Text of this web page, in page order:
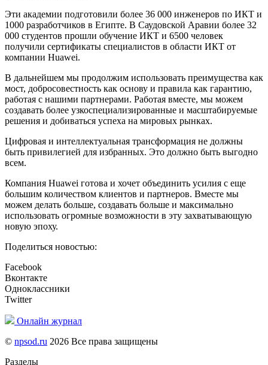
Эти академии подготовили более 36 000 инженеров по ИКТ и
1000 разработчиков в Египте. В Саудовской Аравии более 32
000 студентов прошли обучение ИКТ и 6500 человек
получили сертификаты специалистов в области ИКТ от
компании Huawei.
В дальнейшем мы продолжим использовать преимущества как
мост, добросовестность как основу и правила как гарантию,
работая с нашими партнерами. Работая вместе, мы можем
создавать более узкоспециализированные и масштабируемые
решения и добиваться успеха на мировых рынках.
Цифровая и интеллектуальная трансформация не должны
быть привилегией для избранных. Это должно быть выгодно
всем.
Компания Huawei готова и хочет объединить усилия с еще
большим количеством клиентов и партнеров. Вместе мы
можем делать больше, создавать больше и максимально
использовать огромные возможности в эту захватывающую
новую эпоху.
Поделиться новостью:
Facebook
Вконтакте
Одноклассники
Twitter
Онлайн журнал
© npsod.ru 2026 Все права защищены
Разделы